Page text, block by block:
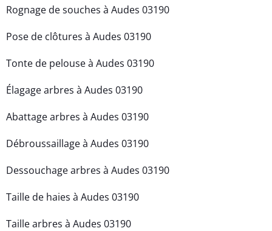
Rognage de souches à Audes 03190
Pose de clôtures à Audes 03190
Tonte de pelouse à Audes 03190
Élagage arbres à Audes 03190
Abattage arbres à Audes 03190
Débroussaillage à Audes 03190
Dessouchage arbres à Audes 03190
Taille de haies à Audes 03190
Taille arbres à Audes 03190